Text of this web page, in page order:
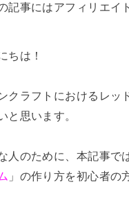
記事にはアフィリエイ
ちは！
クラフトにおけるレッ
と思います。
人のために、本記事で
」の作り方を初心者の